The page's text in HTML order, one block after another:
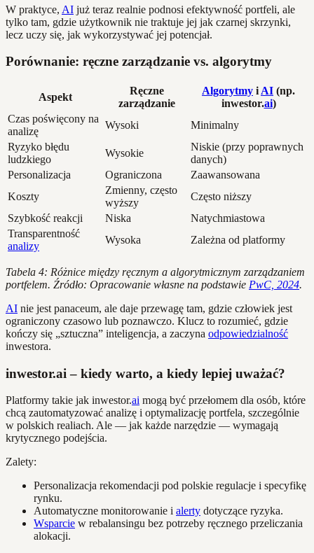
W praktyce, AI już teraz realnie podnosi efektywność portfeli, ale
tylko tam, gdzie użytkownik nie traktuje jej jak czarnej skrzynki,
lecz uczy się, jak wykorzystywać jej potencjał.
Porównanie: ręczne zarządzanie vs. algorytmy
Aspekt
Ręczne
zarządzanie
Algorytmy i AI (np.
inwestor.ai)
Czas poświęcony na
analizę
Wysoki
Minimalny
Ryzyko błędu
ludzkiego
Wysokie
Niskie (przy poprawnych
danych)
Personalizacja
Ograniczona
Zaawansowana
Koszty
Zmienny, często
wyższy
Często niższy
Szybkość reakcji
Niska
Natychmiastowa
Transparentność
analizy
Wysoka Zależna od platformy
Tabela 4: Różnice między ręcznym a algorytmicznym zarządzaniem
portfelem. Źródło: Opracowanie własne na podstawie PwC, 2024.
AI nie jest panaceum, ale daje przewagę tam, gdzie człowiek jest
ograniczony czasowo lub poznawczo. Klucz to rozumieć, gdzie
kończy się „sztuczna” inteligencja, a zaczyna odpowiedzialność
inwestora.
inwestor.ai – kiedy warto, a kiedy lepiej uważać?
Platformy takie jak inwestor.ai mogą być przełomem dla osób, które
chcą zautomatyzować analizę i optymalizację portfela, szczególnie
w polskich realiach. Ale — jak każde narzędzie — wymagają
krytycznego podejścia.
Zalety:
Personalizacja rekomendacji pod polskie regulacje i specyfikę
rynku.
Automatyczne monitorowanie i alerty dotyczące ryzyka.
Wsparcie w rebalansingu bez potrzeby ręcznego przeliczania
alokacji.